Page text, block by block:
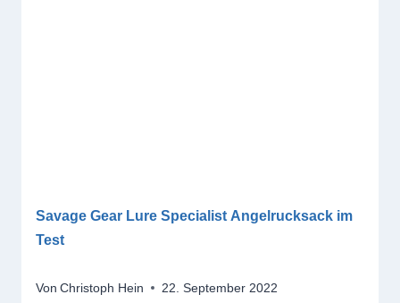
Savage Gear Lure Specialist Angelrucksack im
Test
Von Christoph Hein 22. September 2022